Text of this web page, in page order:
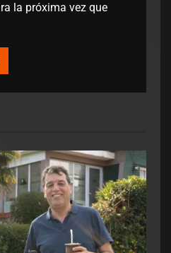
la próxima vez que